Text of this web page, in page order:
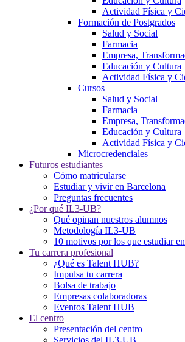
Actividad Física y
Formación de Postgrados
Salud y Social
Farmacia
Empresa,
Educación y Cultura
Actividad Física y
Cursos
Salud y Social
Farmacia
Empresa,
Educación y Cultura
Actividad Física y
Microcredenciales
Futuros estudiantes
Cómo matricularse
Estudiar y vivir en Barcelona
Preguntas frecuentes
¿Por qué IL3-UB?
Qué opinan nuestros alumnos
Metodología IL3-UB
10 motivos por los que estudiar
Tu carrera profesional
¿Qué es Talent HUB?
Impulsa tu carrera
Bolsa de trabajo
Empresas colaboradoras
Eventos Talent HUB
El centro
Presentación del centro
Servicios del IL3-UB